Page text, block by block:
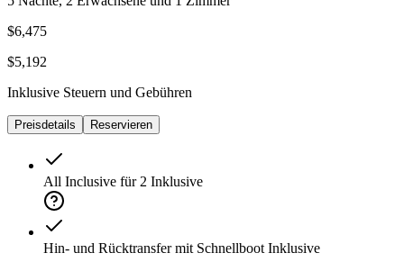
$6,475
$5,192
Inklusive Steuern und Gebühren
Preisdetails Reservieren
All Inclusive für 2 Inklusive
Hin- und Rücktransfer mit Schnellboot Inklusive